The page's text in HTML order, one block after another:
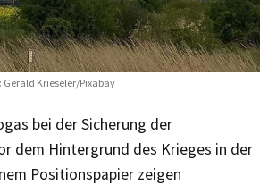
Krieseler/Pixabay
bei der Sicherung der
dem Hintergrund des Krieges in der
Positionspapier zeigen